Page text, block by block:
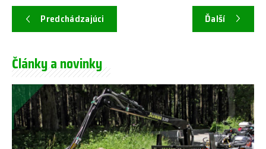
Predchádzajúci Ďalší
Články a novinky